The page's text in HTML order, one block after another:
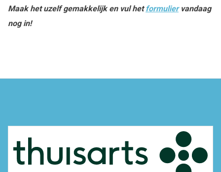
Maak het uzelf gemakkelijk en vul hetformuliervandaag
nog in!